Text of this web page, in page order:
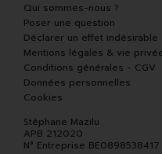
Qui sommes-nous ?
Poser une question
Déclarer un effet indésirable
Mentions légales & vie
Conditions générales - CGV
Données personnelles
Cookies
Stéphane Mazilu
APB 212020
N° Entreprise BE0898538417